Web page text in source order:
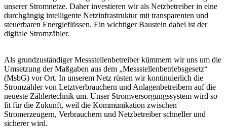
unserer Stromnetze. Daher investieren wir als Netzbetreiber in eine
durchgängig intelligente Netzinfrastruktur mit transparenten und
steuerbaren Energieflüssen. Ein wichtiger Baustein dabei ist der
digitale Stromzähler.
Als grundzuständiger Messstellenbetreiber kümmern wir uns um die
Umsetzung der Maßgaben aus dem „Messstellenbetriebsgesetz“
(MsbG) vor Ort. In unserem Netz rüsten wir kontinuierlich die
Stromzähler von Letztverbrauchern und Anlagenbetreibern auf die
neueste Zählertechnik um. Unser Stromversorgungssystem wird so
fit für die Zukunft, weil die Kommunikation zwischen
Stromerzeugern, Verbrauchern und Netzbetreiber schneller und
sicherer wird.